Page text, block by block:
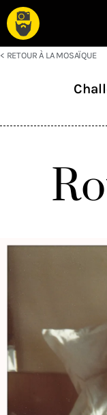
< RETOUR À LA MOSAÏQUE